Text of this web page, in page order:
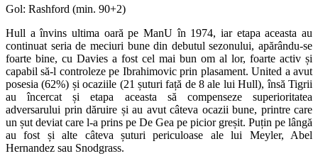
Gol: Rashford (min. 90+2)
Hull a învins ultima oară pe ManU în 1974, iar etapa aceasta au
continuat seria de meciuri bune din debutul sezonului, apărându-se
foarte bine, cu Davies a fost cel mai bun om al lor, foarte activ și
capabil să-l controleze pe Ibrahimovic prin plasament. United a avut
posesia (62%) și ocaziile (21 șuturi față de 8 ale lui Hull), însă Tigrii
au încercat și etapa aceasta să compenseze superioritatea
adversarului prin dăruire și au avut câteva ocazii bune, printre care
un șut deviat care l-a prins pe De Gea pe picior greșit. Puțin pe lângă
au fost și alte câteva șuturi periculoase ale lui Meyler, Abel
Hernandez sau Snodgrass.